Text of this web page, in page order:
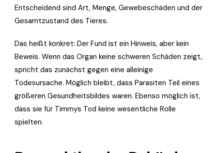
Entscheidend sind Art, Menge, Gewebeschäden und der
Gesamtzustand des Tieres.
Das heißt konkret: Der Fund ist ein Hinweis, aber kein
Beweis. Wenn das Organ keine schweren Schäden zeigt,
spricht das zunächst gegen eine alleinige
Todesursache. Möglich bleibt, dass Parasiten Teil eines
größeren Gesundheitsbildes waren. Ebenso möglich ist,
dass sie für Timmys Tod keine wesentliche Rolle
spielten.